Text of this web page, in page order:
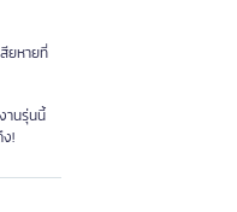
ยหายที่
านรุ่นนี้
!